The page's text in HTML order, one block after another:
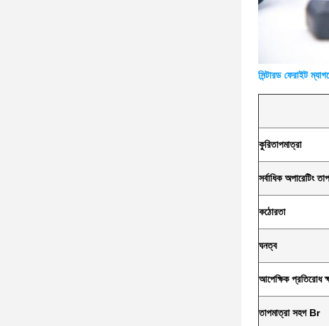
সিন্টারড ফেরাইট
কুরিতাপমাত্রা
সর্বাধিক অপারেটিং
কঠোরতা
ঘনত্ব
আপেক্ষিক প্রতিরোধ
তাপমাত্রা সহগ Br